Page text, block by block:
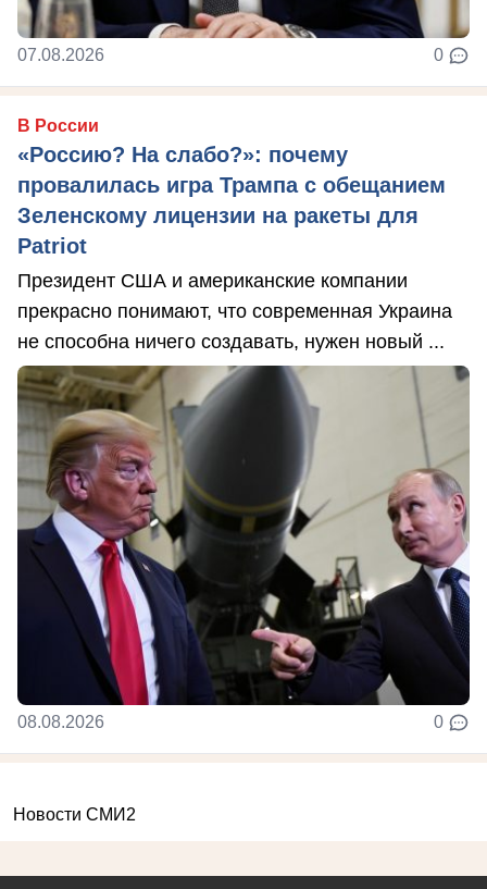
07.08.2026 0
В России
«Россию? На слабо?»: почему
провалилась игра Трампа с обещанием
Зеленскому лицензии на ракеты для
Patriot
Президент США и американские компании
прекрасно понимают, что современная Украина
не способна ничего создавать, нужен новый ...
08.08.2026 0
Новости СМИ2